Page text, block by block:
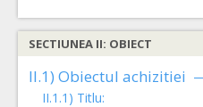
SECTIUNEA II: OBIECT
II.1) Obiectul achizitiei
II.1.1) Titlu: